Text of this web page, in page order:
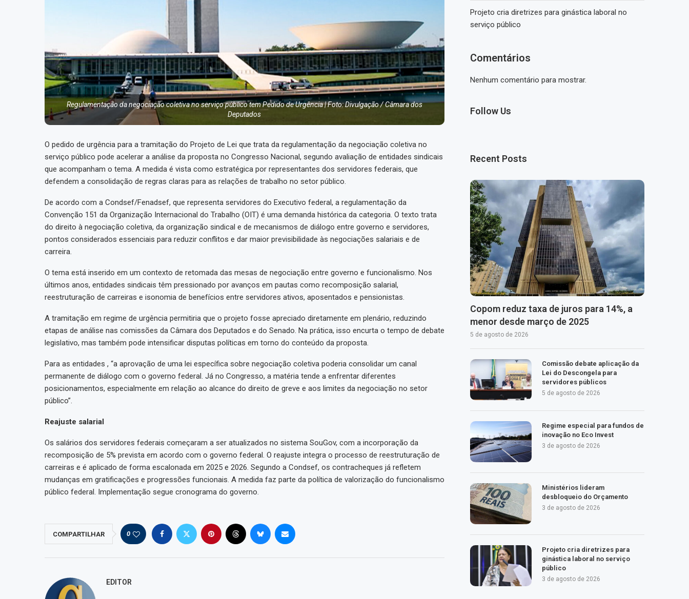
Regulamentação da negociação coletiva no serviço público tem Pedido de Urgência | Foto: Divulgação / Câmara dos
Deputados
O pedido de urgência para a tramitação do Projeto de Lei que trata da regulamentação da negociação coletiva no
serviço público pode acelerar a análise da proposta no Congresso Nacional, segundo avaliação de entidades sindicais
que acompanham o tema. A medida é vista como estratégica por representantes dos servidores federais, que
defendem a consolidação de regras claras para as relações de trabalho no setor público.
De acordo com a Condsef/Fenadsef, que representa servidores do Executivo federal, a regulamentação da
Convenção 151 da Organização Internacional do Trabalho (OIT) é uma demanda histórica da categoria. O texto trata
do direito à negociação coletiva, da organização sindical e de mecanismos de diálogo entre governo e servidores,
pontos considerados essenciais para reduzir conflitos e dar maior previsibilidade às negociações salariais e de
carreira.
O tema está inserido em um contexto de retomada das mesas de negociação entre governo e funcionalismo. Nos
últimos anos, entidades sindicais têm pressionado por avanços em pautas como recomposição salarial,
reestruturação de carreiras e isonomia de benefícios entre servidores ativos, aposentados e pensionistas.
A tramitação em regime de urgência permitiria que o projeto fosse apreciado diretamente em plenário, reduzindo
etapas de análise nas comissões da Câmara dos Deputados e do Senado. Na prática, isso encurta o tempo de debate
legislativo, mas também pode intensificar disputas políticas em torno do conteúdo da proposta.
Para as entidades , “a aprovação de uma lei específica sobre negociação coletiva poderia consolidar um canal
permanente de diálogo com o governo federal. Já no Congresso, a matéria tende a enfrentar diferentes
posicionamentos, especialmente em relação ao alcance do direito de greve e aos limites da negociação no setor
público”.
Reajuste salarial
Os salários dos servidores federais começaram a ser atualizados no sistema SouGov, com a incorporação da
recomposição de 5% prevista em acordo com o governo federal. O reajuste integra o processo de reestruturação de
carreiras e é aplicado de forma escalonada em 2025 e 2026. Segundo a Condsef, os contracheques já refletem
mudanças em gratificações e progressões funcionais. A medida faz parte da política de valorização do funcionalismo
público federal. Implementação segue cronograma do governo.
COMPARTILHAR 0
EDITOR
Projeto cria diretrizes para ginástica laboral no
serviço público
Comentários
Nenhum comentário para mostrar.
Follow Us
Recent Posts
Copom reduz taxa de juros para 14%, a
menor desde março de 2025
5 de agosto de 2026
Comissão debate aplicação da
Lei do Descongela para
servidores públicos
5 de agosto de 2026
Regime especial para fundos de
inovação no Eco Invest
3 de agosto de 2026
Ministérios lideram
desbloqueio do Orçamento
3 de agosto de 2026
Projeto cria diretrizes para
ginástica laboral no serviço
público
3 de agosto de 2026